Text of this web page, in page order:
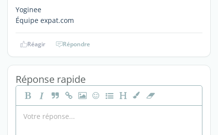
Yoginee
Équipe expat.com
Réagir Répondre
Réponse rapide